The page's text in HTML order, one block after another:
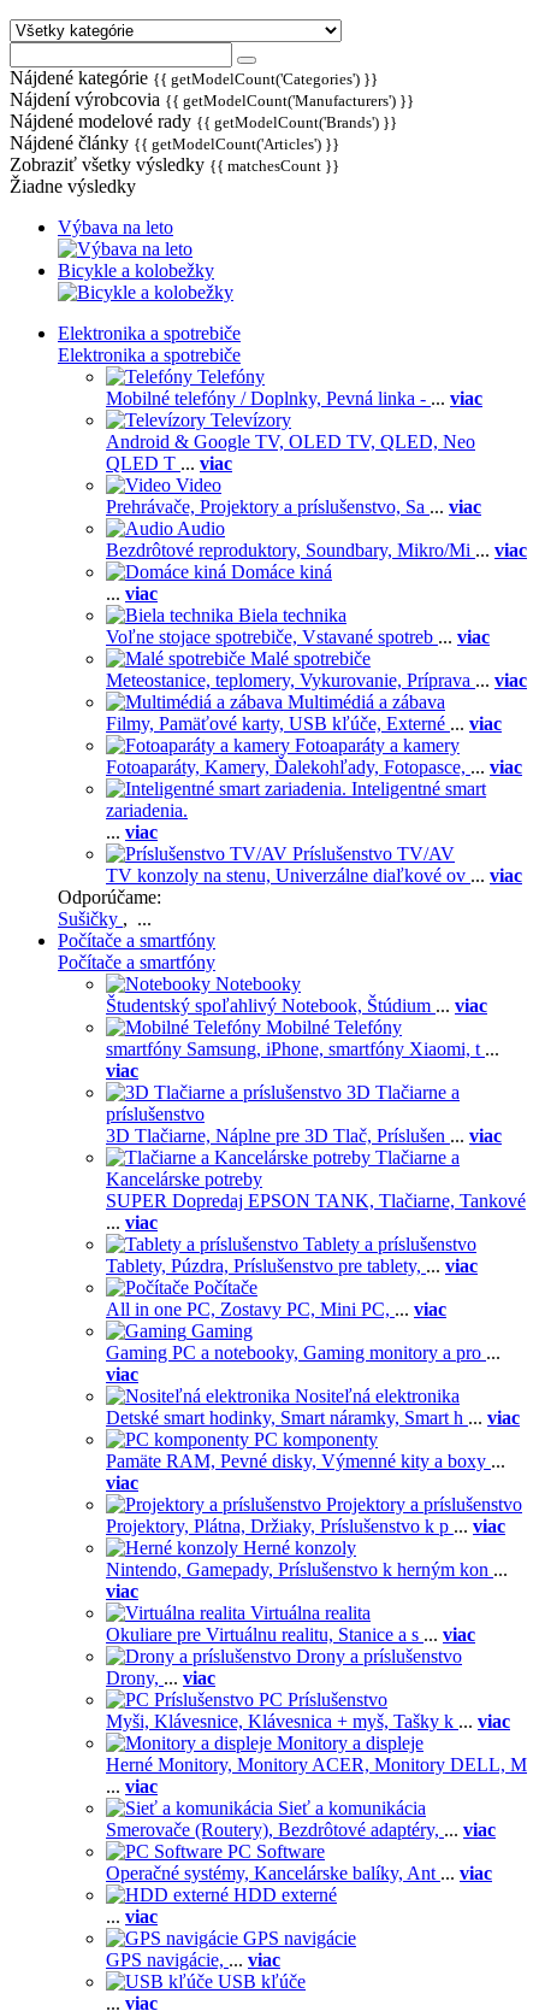
Nájdené kategórie {{ getModelCount('Categories') }}
Nájdení výrobcovia {{ getModelCount('Manufacturers') }}
Nájdené modelové rady {{ getModelCount('Brands') }}
Nájdené články {{ getModelCount('Articles') }}
Zobraziť všetky výsledky {{ matchesCount }}
Žiadne výsledky
Výbava na leto
Bicykle a kolobežky
Elektronika a spotrebiče
Elektronika a spotrebiče
Telefóny
Mobilné telefóny / Doplnky, Pevná linka - ... viac
Televízory
Android & Google TV, OLED TV, QLED, Neo
QLED T ... viac
Video
Prehrávače, Projektory a príslušenstvo, Sa ... viac
Audio
Bezdrôtové reproduktory, Soundbary, Mikro/Mi ... viac
Domáce kiná
... viac
Biela technika
Voľne stojace spotrebiče, Vstavané spotreb ... viac
Malé spotrebiče
Meteostanice, teplomery, Vykurovanie, Príprava ... viac
Multimédiá a zábava
Filmy, Pamäťové karty, USB kľúče, Externé ... viac
Fotoaparáty a kamery
Fotoaparáty, Kamery, Ďalekohľady, Fotopasce, ... viac
Inteligentné smart
zariadenia.
... viac
Príslušenstvo TV/AV
TV konzoly na stenu, Univerzálne diaľkové ov ... viac
Odporúčame:
Sušičky , ...
Počítače a smartfóny
Počítače a smartfóny
Notebooky
Študentský spoľahlivý Notebook, Štúdium ... viac
Mobilné Telefóny
smartfóny Samsung, iPhone, smartfóny Xiaomi, t ...
viac
3D Tlačiarne a
príslušenstvo
3D Tlačiarne, Náplne pre 3D Tlač, Príslušen ... viac
Tlačiarne a
Kancelárske potreby
SUPER Dopredaj EPSON TANK, Tlačiarne, Tankové
... viac
Tablety a príslušenstvo
Tablety, Púzdra, Príslušenstvo pre tablety, ... viac
Počítače
All in one PC, Zostavy PC, Mini PC, ... viac
Gaming
Gaming PC a notebooky, Gaming monitory a pro ...
viac
Nositeľná elektronika
Detské smart hodinky, Smart náramky, Smart h ... viac
PC komponenty
Pamäte RAM, Pevné disky, Výmenné kity a boxy ...
viac
Projektory a príslušenstvo
Projektory, Plátna, Držiaky, Príslušenstvo k p ... viac
Herné konzoly
Nintendo, Gamepady, Príslušenstvo k herným kon ...
viac
Virtuálna realita
Okuliare pre Virtuálnu realitu, Stanice a s ... viac
Drony a príslušenstvo
Drony, ... viac
PC Príslušenstvo
Myši, Klávesnice, Klávesnica + myš, Tašky k ... viac
Monitory a displeje
Herné Monitory, Monitory ACER, Monitory DELL, M
... viac
Sieť a komunikácia
Smerovače (Routery), Bezdrôtové adaptéry, ... viac
PC Software
Operačné systémy, Kancelárske balíky, Ant ... viac
HDD externé
... viac
GPS navigácie
GPS navigácie, ... viac
USB kľúče
... viac